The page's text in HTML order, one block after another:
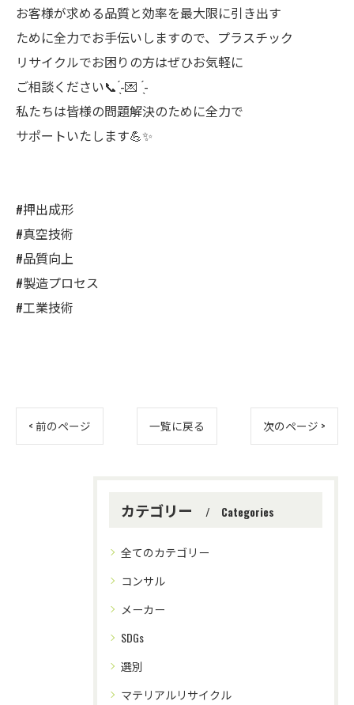
お客様が求める品質と効率を最大限に引き出す
ために全力でお手伝いしますので、プラスチック
リサイクルでお困りの方はぜひお気軽に
ご相談ください📞‪‪ ̖́-💌 ̖́-‬
私たちは皆様の問題解決のために全力で
サポートいたします💪✨
#押出成形
#真空技術
#品質向上
#製造プロセス
#工業技術
< 前のページ 一覧に戻る 次のページ >
カテゴリー Categories
全てのカテゴリー
コンサル
メーカー
SDGs
選別
マテリアルリサイクル